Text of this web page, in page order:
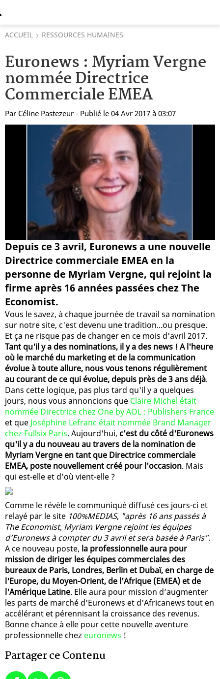
ACCUEIL RESSOURCES HUMAINES
Euronews : Myriam Vergne
nommée Directrice
Commerciale EMEA
Par Céline Pastezeur - Publié le 04 Avr 2017 à 03:07
Depuis ce 3 avril, Euronews a une nouvelle
Directrice commerciale EMEA en la
personne de Myriam Vergne, qui rejoint la
firme après 16 années passées chez The
Economist.
Vous le savez, à chaque journée de travail sa nomination
sur notre site, c'est devenu une tradition...ou presque.
Et ça ne risque pas de changer en ce mois d'avril 2017.
Tant qu'il y a des nominations, il y a des news ! A l'heure
où le marché du marketing et de la communication
évolue à toute allure, nous vous tenons régulièrement
au courant de ce qui évolue, depuis près de 3 ans déjà.
Dans cette logique, pas plus tard qu'il y a quelques
jours, nous vous annoncions que Claire Michel était
nommée Directrice chez One by AOL : Publishers France
et que Joséphine Lefranc était nommée Brand Manager
chez Fullsix Paris. Aujourd'hui, c'est du côté d'Euronews
qu'il y a du nouveau au travers de la nomination de
Myriam Vergne en tant que Directrice commerciale
EMEA, poste nouvellement créé pour l'occasion. Mais
qui est-elle et d'où vient-elle ?
Comme le révèle le communiqué diffusé ces jours-ci et
relayé par le site 100%MEDIAS, "après 16 ans passés à
The Economist, Myriam Vergne rejoint les équipes
d’Euronews à compter du 3 avril et sera basée à Paris".
A ce nouveau poste, la professionnelle aura pour
mission de diriger les équipes commerciales des
bureaux de Paris, Londres, Berlin et Dubaï, en charge de
l'Europe, du Moyen-Orient, de l'Afrique (EMEA) et de
l'Amérique Latine. Elle aura pour mission d’augmenter
les parts de marché d'Euronews et d'Africanews tout en
accélérant et pérennisant la croissance des revenus.
Bonne chance à elle pour cette nouvelle aventure
professionnelle chez euronews !
Partager ce Contenu